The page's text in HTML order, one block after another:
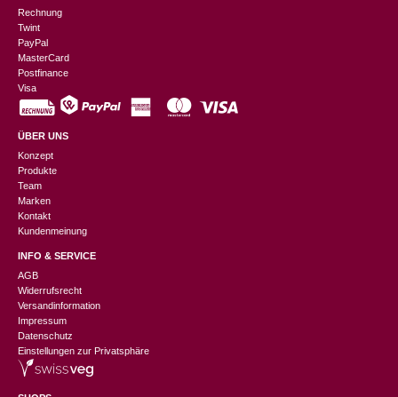
Rechnung
Twint
PayPal
MasterCard
Postfinance
Visa
ÜBER UNS
Konzept
Produkte
Team
Marken
Kontakt
Kundenmeinung
INFO & SERVICE
AGB
Widerrufsrecht
Versandinformation
Impressum
Datenschutz
Einstellungen zur Privatsphäre